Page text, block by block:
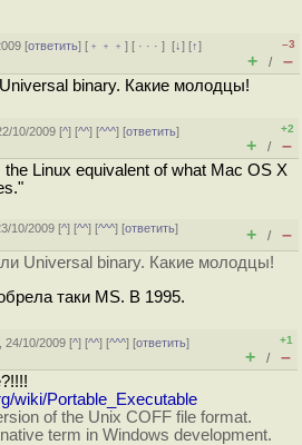
[ответить] [ ﹢﹢﹢] [ · · ·][↓] [↑]
–3
+ / –
binary. Какие молодцы!
10/2009 [^] [^^] [^^^] [ответить]
+2
+ / –
the Linux equivalent of what Mac OS X
10/2009 [^] [^^] [^^^] [ответить]
+ / –
Universal binary. Какие молодцы!
таки MS. В 1995.
24/10/2009 [^] [^^] [^^^] [ответить]
+1
+ / –
wiki/Portable_Executable
of the Unix COFF file format.
term in Windows development.